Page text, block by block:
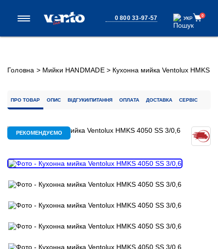
0 800 33-97-57 УКР
УКР 0
Головна > Мийки HANDMADE> Кухонна мийка Ventolux HMKS
ПРО ТОВАР ОПИС ВІДГУКИ/ПИТАННЯ ОПЛАТА ДОСТАВКА СЕРВІС
РЕКОМЕНДУЄМО